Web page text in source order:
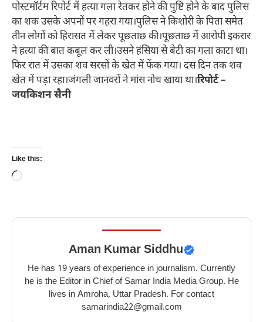
पोस्टमॉर्टम रिपोर्ट में हत्या गला रेतकर होने की पुष्टि होने के बाद पुलिस
का शक उसके अपनों पर गहरा गया।पुलिस ने किशोरी के पिता समेत
तीन लोगों को हिरासत में लेकर पूछताछ की।पूछताछ में आरोपी इकरार
ने हत्या की बात कबूल कर ली।उसने हंसिया से बेटी का गला काटा था।
फिर रात में उसका शव सरसों के खेत में फेंक गया। दस दिन तक शव
खेत में पड़ा रहा।जंगली जानवरों ने मांस नोच खाया था।रिपोर्ट –
जयकिशन सैनी
Like this:
Loading…
Aman Kumar Siddhu
He has 19 years of experience in journalism. Currently
he is the Editor in Chief of Samar India Media Group. He
lives in Amroha, Uttar Pradesh. For contact
samarindia22@gmail.com